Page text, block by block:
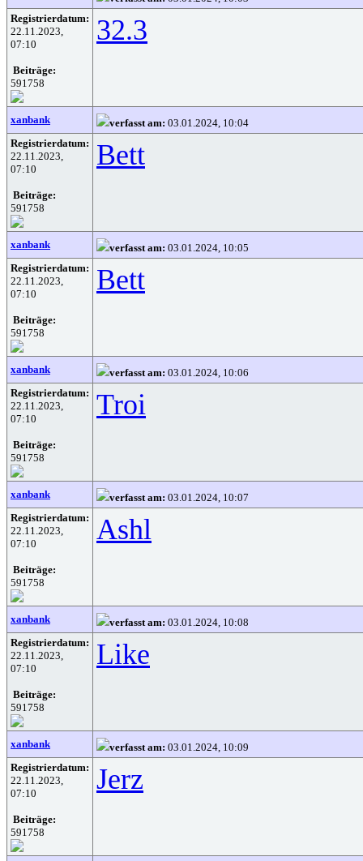
Registrierdatum:
22.11.2023,
07:10
Beiträge:
591758
32.3
xanbank verfasst am: 03.01.2024, 10:04
Registrierdatum:
22.11.2023,
07:10
Beiträge:
591758
Bett
xanbank verfasst am: 03.01.2024, 10:05
Registrierdatum:
22.11.2023,
07:10
Beiträge:
591758
Bett
xanbank verfasst am: 03.01.2024, 10:06
Registrierdatum:
22.11.2023,
07:10
Beiträge:
591758
Troi
xanbank verfasst am: 03.01.2024, 10:07
Registrierdatum:
22.11.2023,
07:10
Beiträge:
591758
Ashl
xanbank verfasst am: 03.01.2024, 10:08
Registrierdatum:
22.11.2023,
07:10
Beiträge:
591758
Like
xanbank verfasst am: 03.01.2024, 10:09
Registrierdatum:
22.11.2023,
07:10
Beiträge:
591758
Jerz